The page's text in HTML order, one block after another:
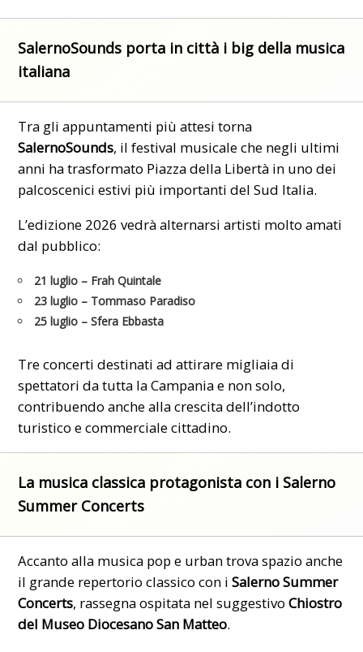
SalernoSounds porta in città i big della musica
italiana
Tra gli appuntamenti più attesi torna
SalernoSounds, il festival musicale che negli ultimi
anni ha trasformato Piazza della Libertà in uno dei
palcoscenici estivi più importanti del Sud Italia.
L’edizione 2026 vedrà alternarsi artisti molto amati
dal pubblico:
21 luglio – Frah Quintale
23 luglio – Tommaso Paradiso
25 luglio – Sfera Ebbasta
Tre concerti destinati ad attirare migliaia di
spettatori da tutta la Campania e non solo,
contribuendo anche alla crescita dell’indotto
turistico e commerciale cittadino.
La musica classica protagonista con i Salerno
Summer Concerts
Accanto alla musica pop e urban trova spazio anche
il grande repertorio classico con iSalerno Summer
Concerts, rassegna ospitata nel suggestivoChiostro
del Museo Diocesano San Matteo.